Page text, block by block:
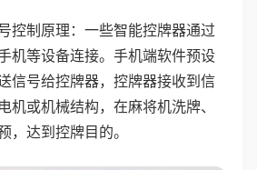
控制原理：一些智能控牌器通过
机等设备连接。手机端软件预设
信号给控牌器，控牌器接收到信
机或机械结构，在麻将机洗牌、
，达到控牌目的。